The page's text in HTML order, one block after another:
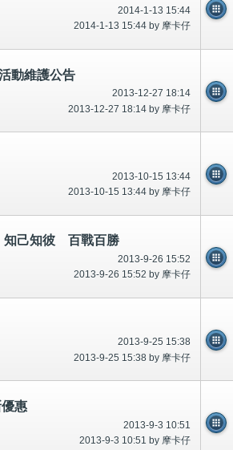
2014-1-13 15:44
2014-1-13 15:44 by 摩卡仔
動維護公告
2013-12-27 18:14
2013-12-27 18:14 by 摩卡仔
2013-10-15 13:44
2013-10-15 13:44 by 摩卡仔
知己知彼 百戰百勝
2013-9-26 15:52
2013-9-26 15:52 by 摩卡仔
2013-9-25 15:38
2013-9-25 15:38 by 摩卡仔
惠
2013-9-3 10:51
2013-9-3 10:51 by 摩卡仔